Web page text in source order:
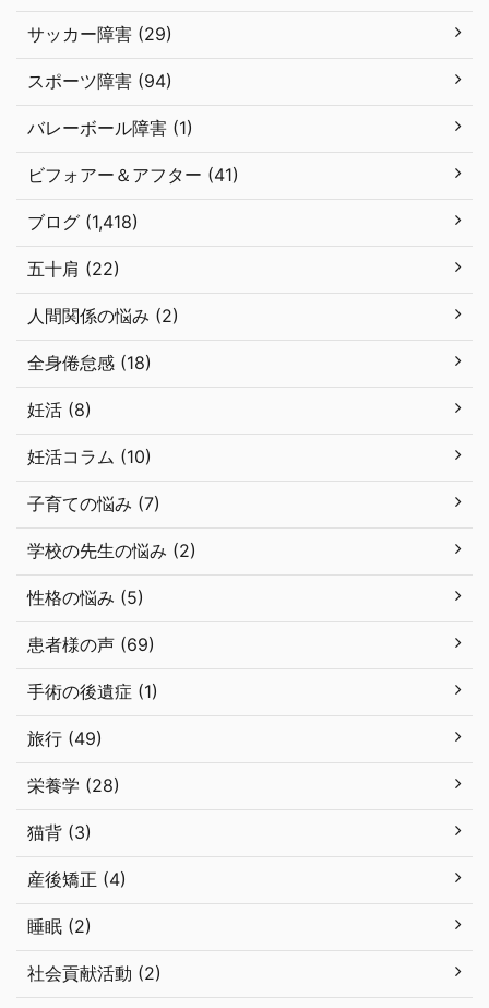
サッカー障害 (29)
スポーツ障害 (94)
バレーボール障害 (1)
ビフォアー＆アフター (41)
ブログ (1,418)
五十肩 (22)
人間関係の悩み (2)
全身倦怠感 (18)
妊活 (8)
妊活コラム (10)
子育ての悩み (7)
学校の先生の悩み (2)
性格の悩み (5)
患者様の声 (69)
手術の後遺症 (1)
旅行 (49)
栄養学 (28)
猫背 (3)
産後矯正 (4)
睡眠 (2)
社会貢献活動 (2)